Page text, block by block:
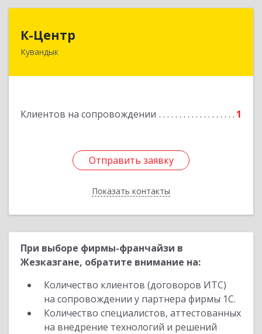
К-Центр
Кувандык
Клиентов на сопровождении 1
Отправить заявку
Показать контакты
462243, Оренбургская обл, Кувандыкский р-н,
Отправить заявку
Назад
При выборе фирмы-франчайзи в
Жезказгане, обратите внимание на:
Количество клиентов (договоров ИТС)
на сопровождении у партнера фирмы 1С.
Количество специалистов, аттестованных
на внедрение технологий и решений